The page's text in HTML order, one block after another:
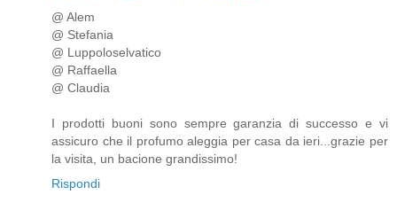
@ Alem
@ Stefania
@ Luppoloselvatico
@ Raffaella
@ Claudia
I prodotti buoni sono sempre garanzia di successo e vi
assicuro che il profumo aleggia per casa da ieri...grazie per
la visita, un bacione grandissimo!
Rispondi